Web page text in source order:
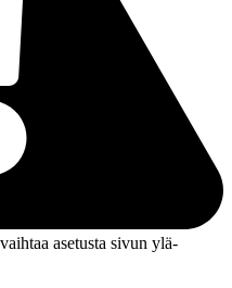
asetusta sivun ylä­